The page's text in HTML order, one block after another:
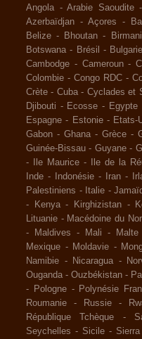
Angola -Arabie Saoudite
Azerbaïdjan - Açores -
Belize - Bhoutan -
Botswana - Brésil - Bulgarie
Cambodge - Cameroun -
Colombie - Congo RDC -
Crète - Cuba - Cyclades et
Djibouti - Ecosse - Egypte
Espagne - Estonie - Etats-
Gabon - Ghana - Grèce -
Guinée-Bissau - Guyane -
-
Ile Maurice - Ile de la
Inde - Indonésie - Iran -
Palestiniens - Italie -
-
Kenya - Kirghizistan -
Lituanie - Macédoine du
-
Maldives - Mali - Malte
Mexique - Moldavie -
Namibie - Nicaragua -
Ouganda -Ouzbékistan -
-
Pologne - Polynésie
Roumanie
- Russie -
République Tchèque
-
Seychelles - Sicile -